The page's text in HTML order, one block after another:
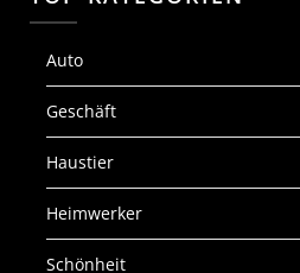
Auto
Geschäft
Haustier
Heimwerker
Schönheit